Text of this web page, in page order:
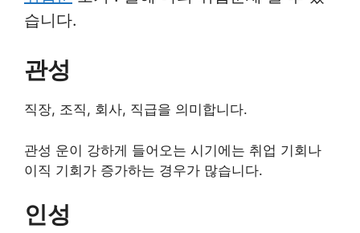
습니다.
관성
직장, 조직, 회사, 직급을 의미합니다.
관성 운이 강하게 들어오는 시기에는 취업 기회나
이직 기회가 증가하는 경우가 많습니다.
인성